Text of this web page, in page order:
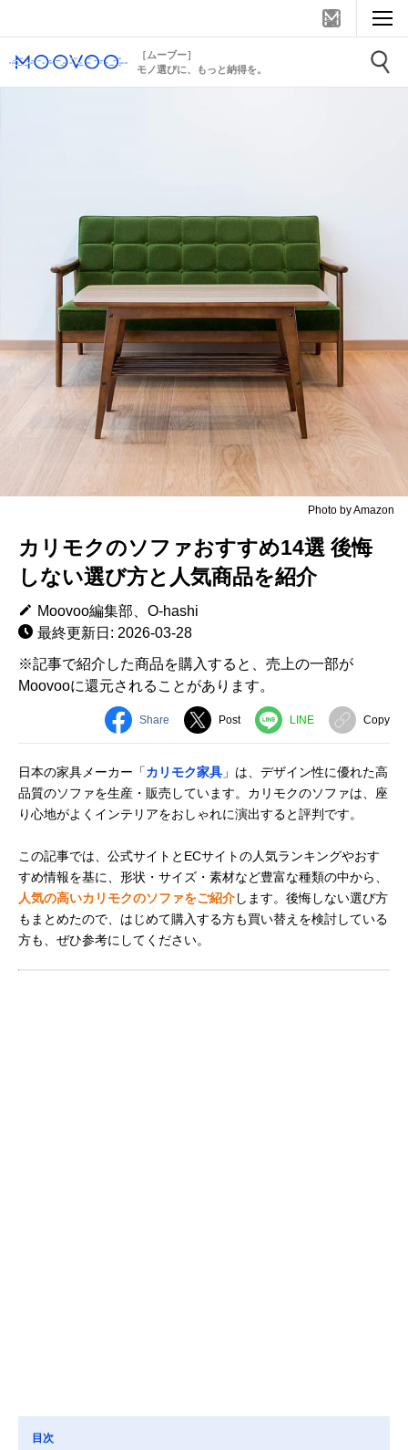
［ムーブー］
モノ選びに、もっと納得を。
Photo by Amazon
カリモクのソファおすすめ14選 後悔
しない選び方と人気商品を紹介
Moovoo編集部、O-hashi
最終更新日: 2026-03-28
※記事で紹介した商品を購入すると、売上の一部が
Moovooに還元されることがあります。
Share Post LINE Copy
日本の家具メーカー「カリモク家具 」は、デザイン性に優れた高
品質のソファを生産・販売しています。カリモクのソファは、座
り心地がよくインテリアをおしゃれに演出すると評判です。
この記事では、公式サイトとECサイトの人気ランキングやおす
すめ情報を基に、形状・サイズ・素材など豊富な種類の中から、
人気の高いカリモクのソファをご紹介します。後悔しない選び方
もまとめたので、はじめて購入する方も買い替えを検討している
方も、ぜひ参考にしてください。
目次